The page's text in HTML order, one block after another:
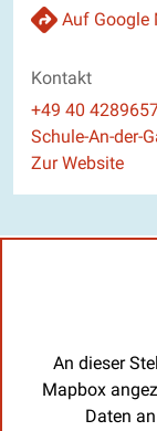
Auf Google
Kontakt
Telefon
+49 40
E-Mail
Schule-An-der-
Website
Zur Website
An dieser
Mapbox
Daten